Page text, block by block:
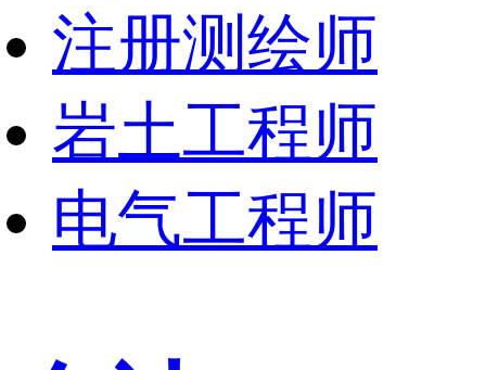
注册测绘师
岩土工程师
电气工程师